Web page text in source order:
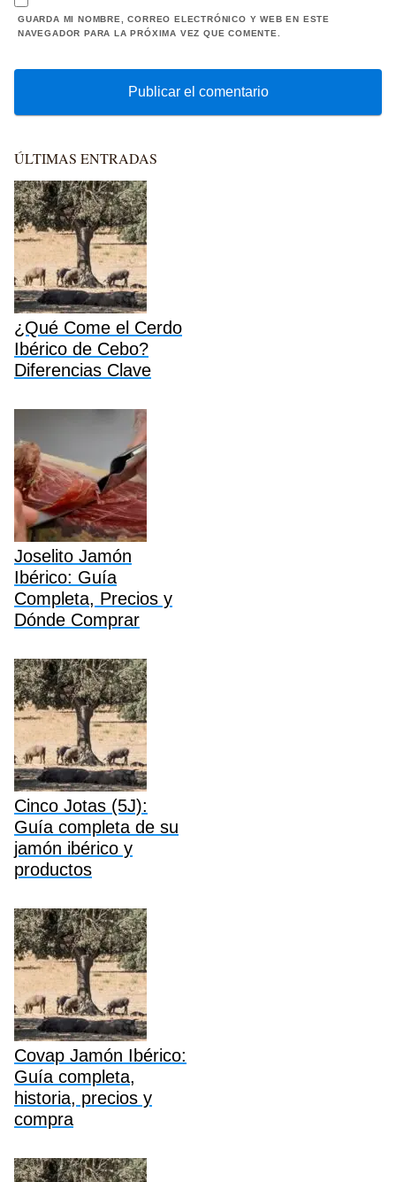
GUARDA MI NOMBRE, CORREO ELECTRÓNICO Y WEB EN ESTE
NAVEGADOR PARA LA PRÓXIMA VEZ QUE COMENTE.
ÚLTIMAS ENTRADAS
¿Qué Come el Cerdo
Ibérico de Cebo?
Diferencias Clave
Joselito Jamón
Ibérico: Guía
Completa, Precios y
Dónde Comprar
Cinco Jotas (5J):
Guía completa de su
jamón ibérico y
productos
Covap Jamón Ibérico:
Guía completa,
historia, precios y
compra